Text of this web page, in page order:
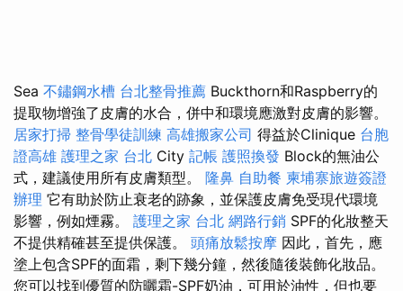
Sea 不鏽鋼水槽 台北整骨推薦 Buckthorn和Raspberry的
提取物增強了皮膚的水合，併中和環境應激對皮膚的影響。
居家打掃 整骨學徒訓練 高雄搬家公司 得益於Clinique 台胞
證高雄 護理之家 台北 City 記帳 護照換發 Block的無油公
式，建議使用所有皮膚類型。 隆鼻 自助餐 柬埔寨旅遊簽證
辦理 它有助於防止衰老的跡象，並保護皮膚免受現代環境
影響，例如煙霧。 護理之家 台北 網路行銷 SPF的化妝整天
不提供精確甚至提供保護。 頭痛放鬆按摩 因此，首先，應
塗上包含SPF的面霜，剩下幾分鐘，然後隨後裝飾化妝品。
您可以找到優質的防曬霜-SPF奶油，可用於油性，但也要